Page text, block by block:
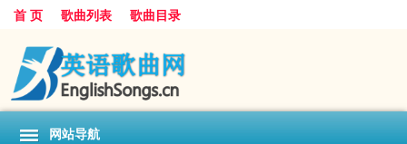
首 页 歌曲列表 歌曲目录
网站导航